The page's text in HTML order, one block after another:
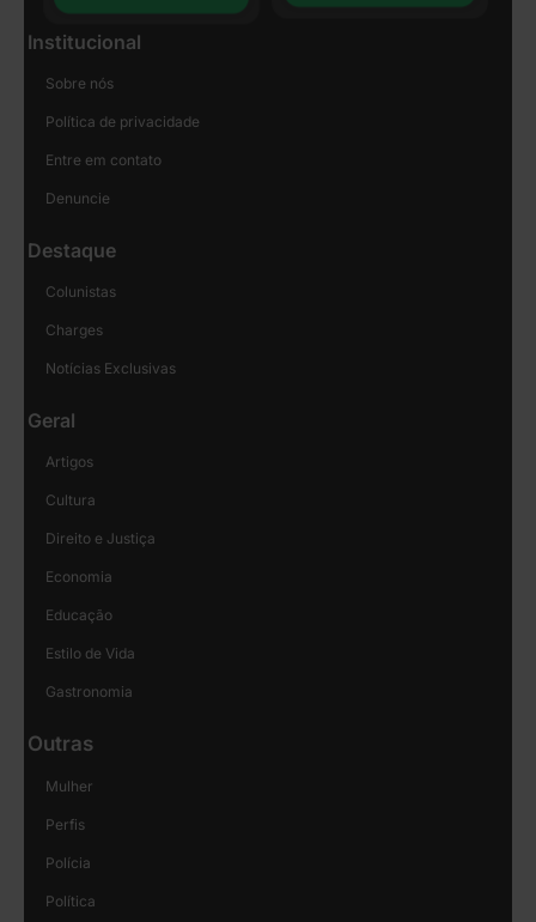
Institucional
Sobre nós
Política de privacidade
Entre em contato
Denuncie
Destaque
Colunistas
Charges
Notícias Exclusivas
Geral
Artigos
Cultura
Direito e Justiça
Economia
Educação
Estilo de Vida
Gastronomia
Outras
Mulher
Perfis
Polícia
Política